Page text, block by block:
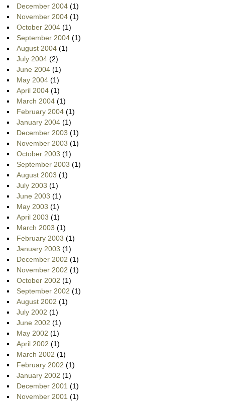
December 2004 (1)
November 2004 (1)
October 2004 (1)
September 2004 (1)
August 2004 (1)
July 2004 (2)
June 2004 (1)
May 2004 (1)
April 2004 (1)
March 2004 (1)
February 2004 (1)
January 2004 (1)
December 2003 (1)
November 2003 (1)
October 2003 (1)
September 2003 (1)
August 2003 (1)
July 2003 (1)
June 2003 (1)
May 2003 (1)
April 2003 (1)
March 2003 (1)
February 2003 (1)
January 2003 (1)
December 2002 (1)
November 2002 (1)
October 2002 (1)
September 2002 (1)
August 2002 (1)
July 2002 (1)
June 2002 (1)
May 2002 (1)
April 2002 (1)
March 2002 (1)
February 2002 (1)
January 2002 (1)
December 2001 (1)
November 2001 (1)